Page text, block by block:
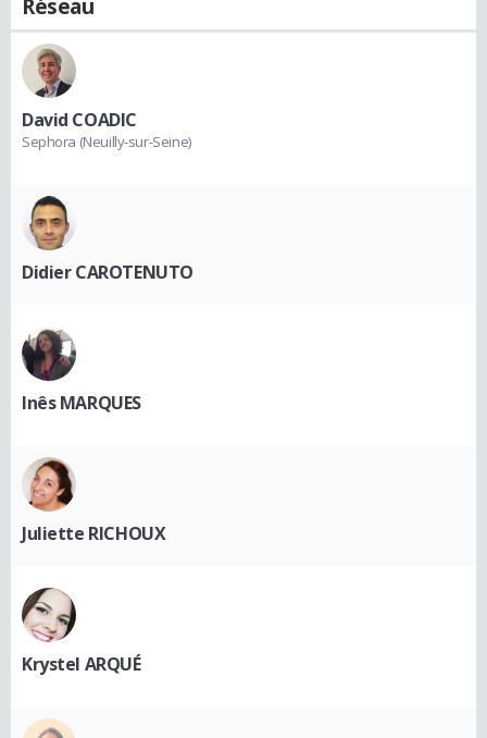
Réseau
David COADIC
Sephora (Neuilly-sur-Seine)
Didier CAROTENUTO
Inês MARQUES
Juliette RICHOUX
Krystel ARQUÉ